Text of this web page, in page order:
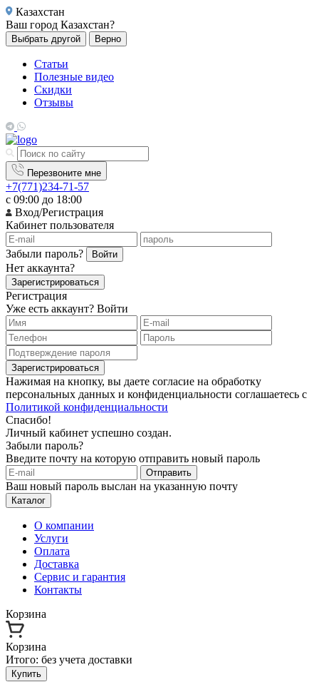
Казахстан
Ваш город Казахстан?
Выбрать другой Верно
Статьи
Полезные видео
Скидки
Отзывы
Перезвоните мне
+7(771)234-71-57
с 09:00 до 18:00
Вход/Регистрация
Кабинет пользователя
Забыли пароль? Войти
Нет аккаунта?
Зарегистрироваться
Регистрация
Уже есть аккаунт? Войти
Зарегистрироваться
Нажимая на кнопку, вы даете согласие на обработку
персональных данных и конфиденциальности соглашаетесь с
Политикой конфиденциальности
Спасибо!
Личный кабинет успешно создан.
Забыли пароль?
Введите почту на которую отправить новый пароль
Отправить
Ваш новый пароль выслан на указанную почту
Каталог
О компании
Услуги
Оплата
Доставка
Сервис и гарантия
Контакты
Корзина
Корзина
Итого: без учета доставки
Купить